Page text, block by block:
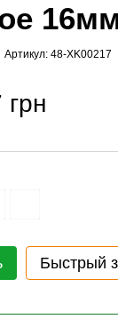
Артикул: 48-XK00217
грн
Быстрый